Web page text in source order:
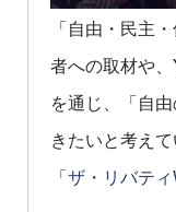
「自由・民主
者への取材や
を通じ、「自
きたいと考えて
「ザ・リバテ